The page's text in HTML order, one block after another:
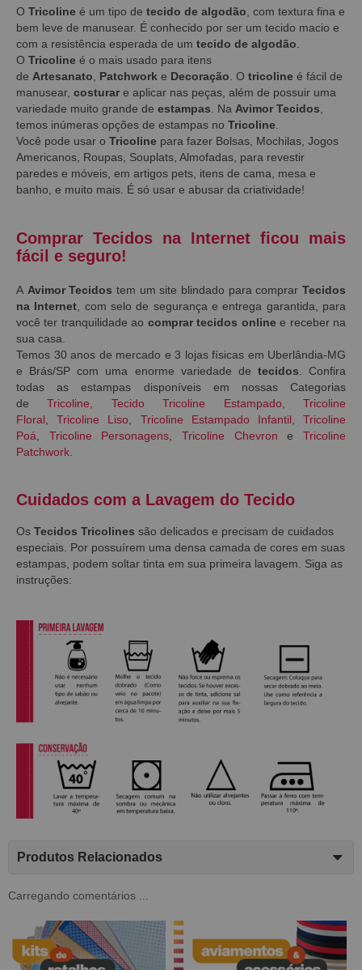
O Tricoline é um tipo de tecido de algodão , com textura fina e
bem leve de manusear. É conhecido por ser um tecido macio e
com a resistência esperada de um tecido de algodão
O Tricoline é o mais usado para itens
de Artesanato Patchwork e Decoração . O tricoline é fácil de
manusear, costurar e aplicar nas peças, além de possuir uma
variedade muito grande de estampas . Na Avimor Tecidos
temos inúmeras opções de estampas no Tricoline
Você pode usar o Tricoline para fazer Bolsas, Mochilas, Jogos
Americanos, Roupas, Souplats, Almofadas, para revestir
paredes e móveis, em artigos pets, itens de cama, mesa e
banho, e muito mais. É só usar e abusar da criatividade!
Comprar Tecidos na Internet ficou mais
fácil e seguro!
A Avimor Tecidos tem um site blindado para comprarTecidos
na Internet , com selo de segurança e entrega garantida, para
você ter tranquilidade ao comprar tecidos onlinee receber na
sua casa.
Temos 30 anos de mercado e 3 lojas físicas em Uberlândia-MG
e Brás/SP com uma enorme variedade de tecidos . Confira
todas as estampas disponíveis em nossas Categorias
deTricoline Tecido Tricoline Estampado ,Tricoline
Floral ,Tricoline Liso Tricoline Estampado Infantil ,Tricoline
Poá
Tricoline Personagens ,Tricoline Chevron eTricoline
Patchwork
Cuidados com a Lavagem do Tecido
Os Tecidos Tricolines são delicados e precisam de cuidados
especiais. Por possuírem uma densa camada de cores em suas
estampas, podem soltar tinta em sua primeira lavagem. Siga as
instruções:
Produtos Relacionados
Carregando comentários ...